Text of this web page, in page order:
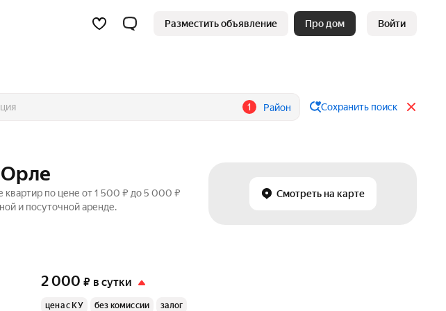
Разместить объявление Про дом Войти
1 Район Сохранить поиск
Смотреть на карте
Орле
квартир по цене от 1 500 ₽ до 5 000 ₽
и посуточной аренде.
2 000 ₽ в сутки
цена с КУ без комиссии залог